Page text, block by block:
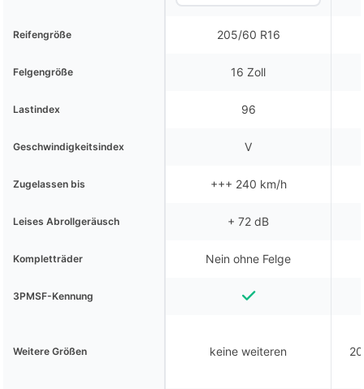
Reifengröße 205/60 R16
Felgengröße 16 Zoll
Lastindex 96
Geschwindigkeitsindex V
Zugelassen bis +++ 240 km/h
Leises Abrollgeräusch + 72 dB
Kompletträder Nein ohne Felge
3PMSF-Kennung
Weitere Größen keine weiteren